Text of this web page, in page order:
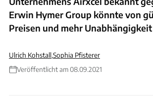
Erwin Hymer Group könnte von
Preisen und mehr
Ulrich Kohstall,Sophia Pfisterer
Veröffentlicht am 08.09.2021